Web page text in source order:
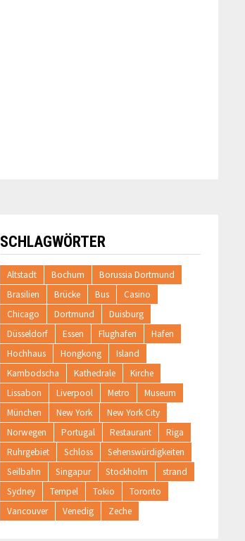
SCHLAGWÖRTER
Altstadt Bochum
Borussia Dortmund
Brasilien
Brücke Bus
Casino
Chicago
Dortmund
Duisburg
Düsseldorf
Essen Flughafen
Hafen
Hochhaus
Hongkong
Island
Kambodscha
Kathedrale
Kirche
Lissabon
Liverpool Metro
Museum
München
New York
New York City
Norwegen
Portugal Restaurant
Riga
Ruhrgebiet
Schloss
Sehenswürdigkeiten
Seilbahn
Singapur Stockholm
strand
Sydney
Tempel Tokio
Toronto
Vancouver
Venedig Zeche